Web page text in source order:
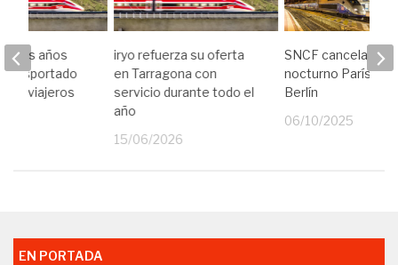
iryo refuerza su oferta
en Tarragona con
servicio durante todo el
año
15/06/2026
SNCF cancela el
nocturno París-
Berlín
06/10/2025
dos años
de viajeros
EN PORTADA